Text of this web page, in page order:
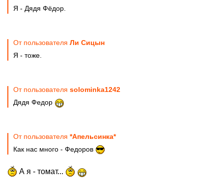
Я - Дядя Фёдор.
От пользователя Ли Сицын
Я - тоже.
От пользователя solominka1242
Дядя Федор
От пользователя *Апельсинка*
Как нас много - Федоров
А я - томат...